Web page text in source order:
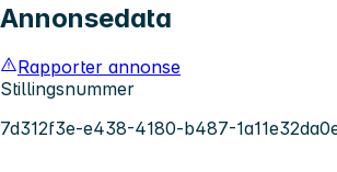
Annonsedata
Rapporter annonse
Stillingsnummer
7d312f3e-e438-4180-b487-